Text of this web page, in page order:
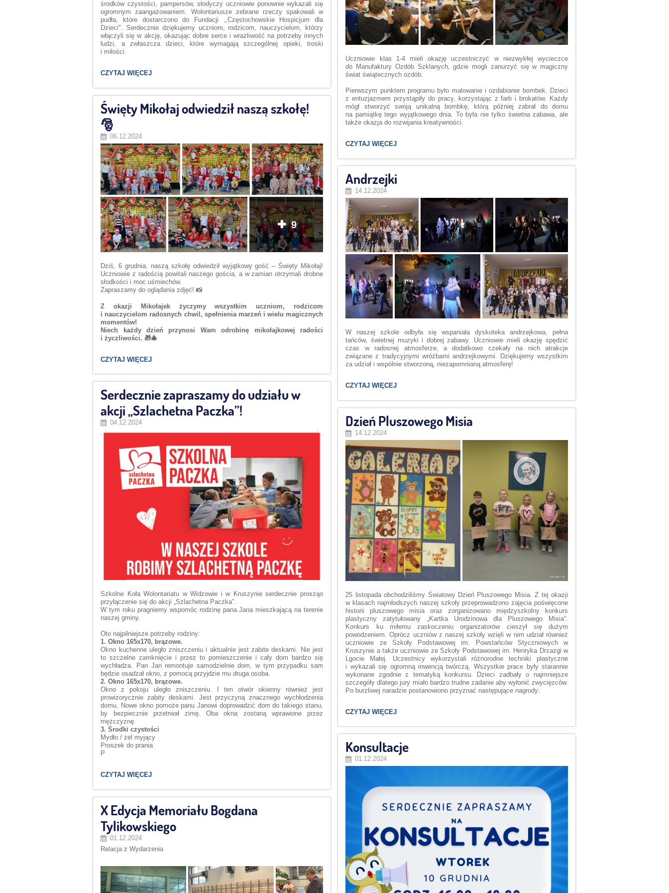
środków czystości, pampersów, słodyczy uczniowie ponownie wykazali się
ogromnym zaangażowaniem. Wolontariusze zebrane rzeczy spakowali w
pudła, które dostarczono do Fundacji ,,Częstochowskie Hospicjum dla
Dzieci". Serdecznie dziękujemy uczniom, rodzicom, nauczycielom, którzy
włączyli się w akcję, okazując dobre serce i wrażliwość na potrzeby innych
ludzi, a zwłaszcza dzieci, które wymagają szczególnej opieki, troski
i miłości.
ZOSTAŃ
MIKOŁAJEM
-
2024
:
CZYTAJ WIĘCEJ
Uczniowie klas 1-4 mieli okazjęuczestniczyć w niezwykłej wycieczce
do Manufaktury Ozdób Szklanych, gdzie mogli zanurzyć sięw magiczny
światświątecznych ozdób.
Pierwszym punktem programu było malowanie i ozdabianie bombek. Dzieci
z entuzjazmem przystąpiły do pracy, korzystając z farb i brokatów. Każdy
mógł stworzyćswoją unikalną bombkę, którą później zabrał do domu
na pamiątkętego wyjątkowego dnia. To była nie tylko świetna zabawa, ale
także okazja do rozwijania kreatywności.
MANUFAKTURA
SZKLANYCH
„HURAS
FAMILY” :
CZYTAJ WIĘCEJ
Święty Mikołaj odwiedził naszą szkołę!
🎅
06.12.2024
9
Dziś, 6 grudnia, naszą szkołę odwiedził wyjątkowy gość – Święty Mikołaj!
Uczniowie z radością powitali naszego gościa, a w zamian otrzymali drobne
słodkości i moc uśmiechów.
Zapraszamy do oglądania zdjęć! 📸
Z okazji Mikołajek życzymy wszystkim uczniom, rodzicom
i nauczycielom radosnych chwil, spełnienia marzeń i wielu magicznych
momentów!
Niech każdy dzień przynosi Wam odrobinę mikołajkowej radości
i życzliwości. 🎁🎄
ŚWIĘTY
ODWIEDZIŁ
NASZĄ
SZKOŁĘ!
🎅:
CZYTAJ WIĘCEJ
Andrzejki
14.12.2024
W naszej szkole odbyła się wspaniała dyskoteka andrzejkowa, pełna
tańców, świetnej muzyki i dobrej zabawy. Uczniowie mieli okazję spędzić
czas w radosnej atmosferze, a dodatkowo czekały na nich atrakcje
związane z tradycyjnymi wróżbami andrzejkowymi. Dziękujemy wszystkim
za udział i wspólnie stworzoną, niezapomnianą atmosferę!
ANDRZEJKI:
CZYTAJ WIĘCEJ
Serdecznie zapraszamy do udziału w
akcji „Szlachetna Paczka”!
04.12.2024
Szkolne Koła Wolontariatu w Widzowie i w Kruszynie serdecznie prosząo
przyłączenie się do akcji „Szlachetna Paczka”.
W tym roku pragniemy wspomóc rodzinę pana Jana mieszkającą na terenie
naszej gminy.
Oto najpilniejsze potrzeby rodziny:
1. Okno 165x170, brązowe.
Okno kuchenne uległo zniszczeniu i aktualnie jest zabite deskami. Nie jest
to szczelne zamknięcie i przez to pomieszczenie i cały dom bardzo się
wychładza. Pan Jan remontuje samodzielnie dom, w tym przypadku sam
będzie osadzał okno, z pomocą przyjdzie mu druga osoba.
2. Okno 165x170, brązowe.
Okno z pokoju uległo zniszczeniu. I ten otwór okienny również jest
prowizorycznie zabity deskami. Jest przyczyną znacznego wychłodzenia
domu. Nowe okno pomoże panu Janowi doprowadzić dom do takiego stanu,
by bezpiecznie przetrwał zimę. Oba okna zostaną wprawione przez
mężczyznę.
3. Środki czystości
Mydło / żel myjący
Proszek do prania
P
SERDECZNIE
DO
UDZIAŁU
W
AKCJI
„SZLACHETNA
PACZKA”!:
CZYTAJ WIĘCEJ
Dzień Pluszowego Misia
14.12.2024
25 listopada obchodziliśmy Światowy DzieńPluszowego Misia. Z tej okazji
w klasach najmłodszych naszej szkoły przeprowadzono zajęcia poświęcone
historii pluszowego misiaoraz zorganizowano międzyszkolny konkurs
plastyczny zatytułowany „Kartka Urodzinowa dla Pluszowego Misia”.
Konkurs ku miłemu zaskoczeniu organizatorów cieszył się dużym
powodzeniem. Oprócz uczniów z naszej szkoły wzięli w nim udział również
uczniowie zeSzkoły Podstawowej im. Powstańców Styczniowych w
Kruszynie a także uczniowie ze Szkoły Podstawowej im. Henryka Drzazgi w
Lgocie Małej. Uczestnicy wykorzystali różnorodne techniki plastyczne
i wykazali się ogromną inwencją twórczą. Wszystkie prace były starannie
wykonane zgodnie z tematyką konkursu. Dzieci zadbały o najmniejsze
szczegóły dlatego jury miało bardzo trudne zadanie abywyłonić zwycięzców.
Po burzliwej naradzie postanowiono przyznać następujące nagrody:
DZIEŃ
MISIA :
CZYTAJ WIĘCEJ
Konsultacje
01.12.2024
X Edycja Memoriału Bogdana
Tylikowskiego
01.12.2024
Relacja z Wydarzenia